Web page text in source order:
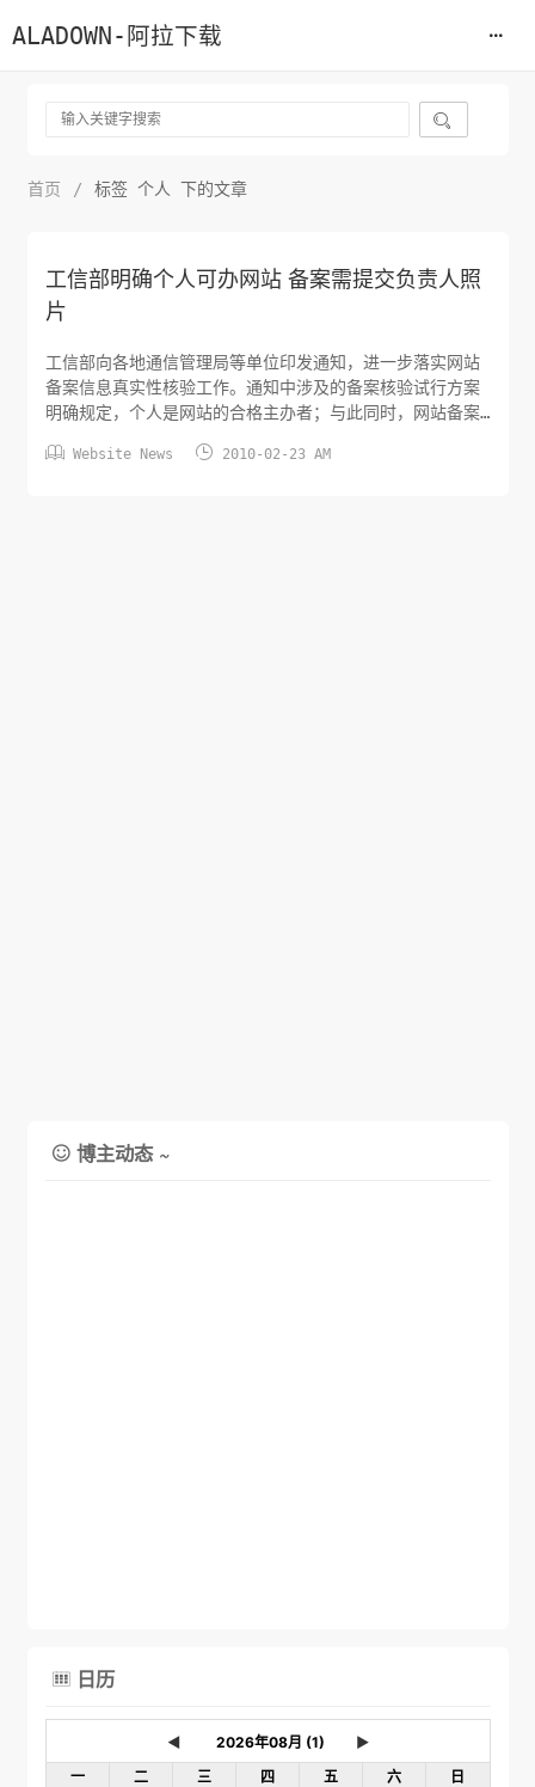
ALADOWN-阿拉下载

首页 / 标签 个人 下的文章
工信部明确个人可办网站 备案需提交负责人照
片
工信部向各地通信管理局等单位印发通知，进一步落实网站
备案信息真实性核验工作。通知中涉及的备案核验试行方案
明确规定，个人是网站的合格主办者；与此同时，网站备案
发出《关于进一步深入整治手机淫秽色情专项行动工作方
 Website News  2010-02-23 AM
 博主动态 ~
 日历
◄
►
一
二 三 四 五 六
日